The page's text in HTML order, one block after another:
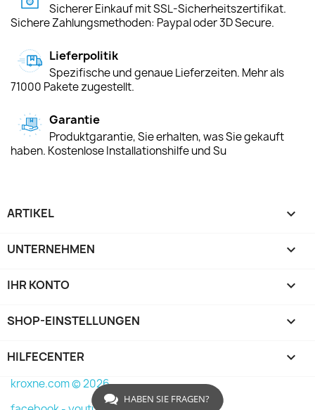
Sicherer Einkauf mit SSL-Sicherheitszertifikat.
Sichere Zahlungsmethoden: Paypal oder 3D Secure.
Lieferpolitik
Spezifische und genaue Lieferzeiten. Mehr als
71000 Pakete zugestellt.
Garantie
Produktgarantie, Sie erhalten, was Sie gekauft
haben. Kostenlose Installationshilfe und Su
ARTIKEL 
UNTERNEHMEN 
IHR KONTO 
SHOP-EINSTELLUNGEN keyboard_arrow_down
HILFECENTER 
kroxne.com © 2026
HABEN SIE FRAGEN?